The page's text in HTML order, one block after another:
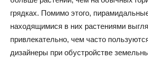
грядках. Помимо этого,
находящимися в них растениями
привлекательно, чем часто
дизайнеры при обустройстве